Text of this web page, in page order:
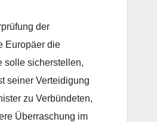
der
Europäer die
solle sicherstellen,
seiner Verteidigung
zu Verbündeten,
Überraschung im